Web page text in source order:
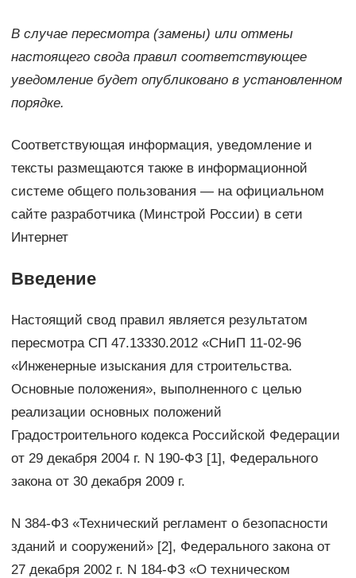
В случае пересмотра (замены) или отмены
настоящего свода правил соответствующее
уведомление будет опубликовано в установленном
порядке.
Соответствующая информация, уведомление и
тексты размещаются также в информационной
системе общего пользования — на официальном
сайте разработчика (Минстрой России) в сети
Интернет
Введение
Настоящий свод правил является результатом
пересмотра СП 47.13330.2012 «СНиП 11-02-96
«Инженерные изыскания для строительства.
Основные положения», выполненного с целью
реализации основных положений
Градостроительного кодекса Российской Федерации
от 29 декабря 2004 г. N 190-ФЗ [1], Федерального
закона от 30 декабря 2009 г.
N 384-Ф3 «Технический регламент о безопасности
зданий и сооружений» [2], Федерального закона от
27 декабря 2002 г. N 184-ФЗ «О техническом